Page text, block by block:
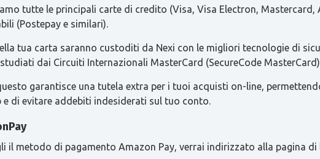
tutte le principali carte di credito (Visa, Visa Electron, Mastercard,
(Postepay e similari).
tua carta saranno custoditi da Nexi con le migliori tecnologie di
studiati dai Circuiti Internazionali MasterCard (SecureCode
garantisce una tutela extra per i tuoi acquisti on-line,
e di evitare addebiti indesiderati sul tuo conto.
il metodo di pagamento Amazon Pay, verrai indirizzato alla pagina